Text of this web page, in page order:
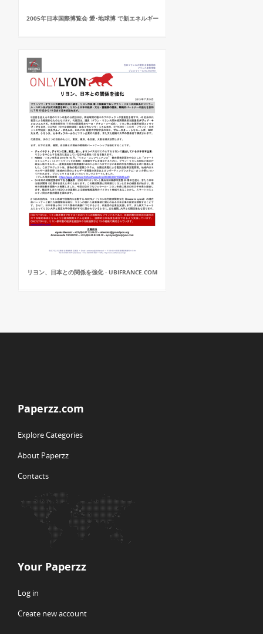
2005年日本国際博覧会 愛･地球博 で新エネルギー
リヨン、日本との関係を強化 - UBIFRANCE.COM
Paperzz.com
Explore Categories
About Paperzz
Contacts
Your Paperzz
Log in
Create new account